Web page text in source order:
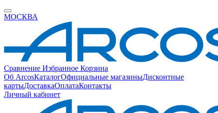
МОСКВА
Сравнение Избранное Корзина
Об ArcosКаталогОфициальные магазиныДисконтные
картыДоставкаОплатаКонтакты
Личный кабинет